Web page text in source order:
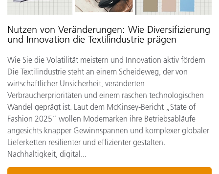
Nutzen von Veränderungen: Wie Diversifizierung
und Innovation die Textilindustrie prägen
Wie Sie die Volatilität meistern und Innovation aktiv fördern
Die Textilindustrie steht an einem Scheideweg, der von
wirtschaftlicher Unsicherheit, veränderten
Verbraucherprioritäten und einem raschen technologischen
Wandel geprägt ist. Laut dem McKinsey-Bericht „State of
Fashion 2025“ wollen Modemarken ihre Betriebsabläufe
angesichts knapper Gewinnspannen und komplexer globaler
Lieferketten resilienter und effizienter gestalten.
Nachhaltigkeit, digital...